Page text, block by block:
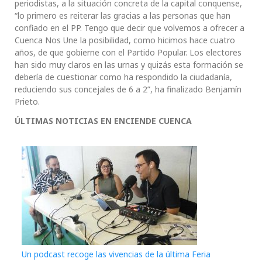
periodistas, a la situación concreta de la capital conquense,
“lo primero es reiterar las gracias a las personas que han
confiado en el PP. Tengo que decir que volvemos a ofrecer a
Cuenca Nos Une la posibilidad, como hicimos hace cuatro
años, de que gobierne con el Partido Popular. Los electores
han sido muy claros en las urnas y quizás esta formación se
debería de cuestionar como ha respondido la ciudadanía,
reduciendo sus concejales de 6 a 2”, ha finalizado Benjamín
Prieto.
ÚLTIMAS NOTICIAS EN ENCIENDE CUENCA
Un podcast recoge las vivencias de la última Feria